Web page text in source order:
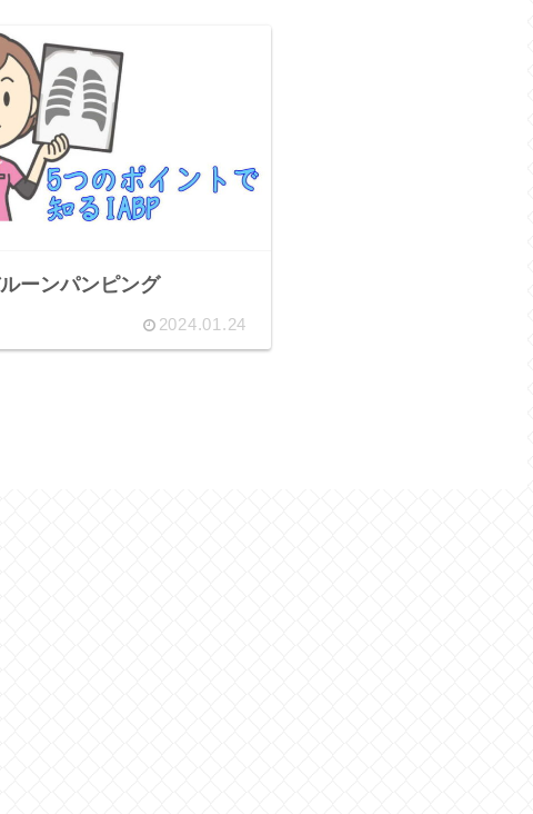
ーンパンピング
2024.01.24